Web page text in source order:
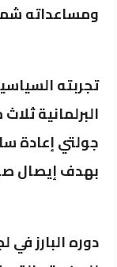
ومساعداته
تجربته
البرلمانية
جولتي إعادة
بهدف إيصال
دوره البارز